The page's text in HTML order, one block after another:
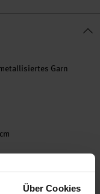
Über Cookies
Garn